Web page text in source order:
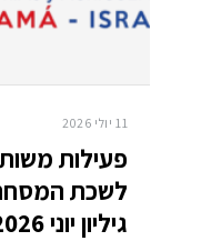
11 יולי 2026
פעילות
לשכת
גיליון יוני 2026